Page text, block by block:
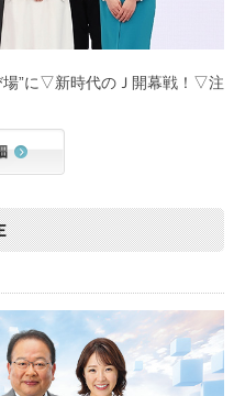
場”に▽新時代のＪ開幕戦！▽注